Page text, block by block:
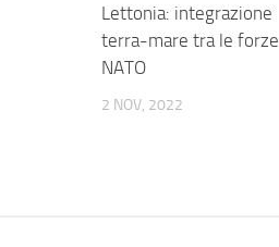
Lettonia: integrazione
terra-mare tra le forze
NATO
2 NOV, 2022